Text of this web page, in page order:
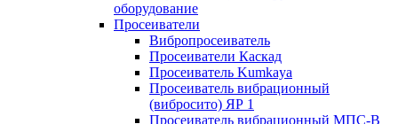
оборудование
Просеиватели
Вибропросеиватель
Просеиватели Каскад
Просеиватель Kumkaya
Просеиватель вибрационный
(вибросито) ЯР 1
Просеиватель вибрационный МПС-В